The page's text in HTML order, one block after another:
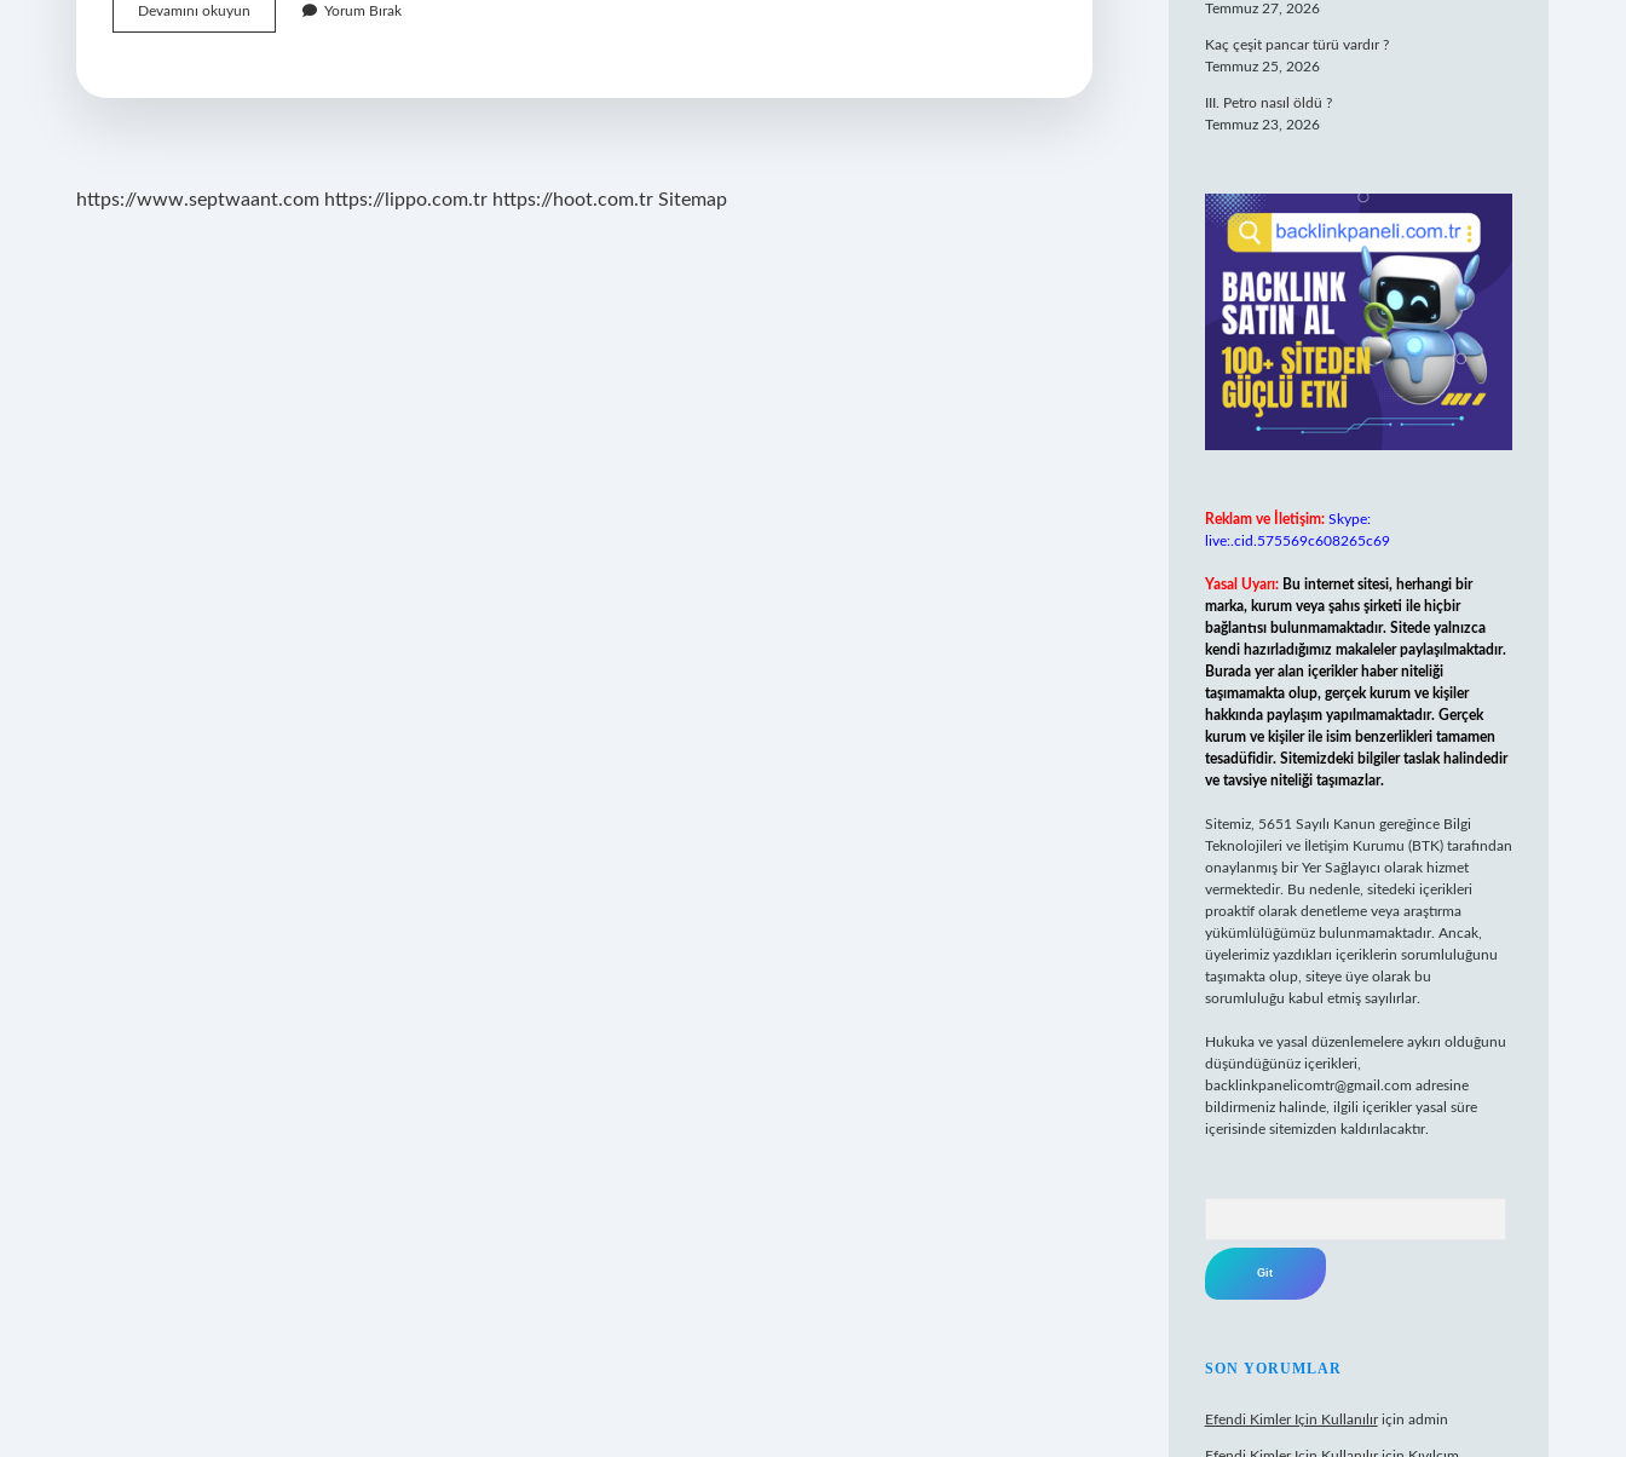
Devamını okuyun Barbarın
Gerçek
Yorum Bırak
https://www.septwaant.com https://lippo.com.tr https://hoot.com.tr Sitemap
Temmuz 27, 2026
Kaç çeşit pancar türü vardır ?
Temmuz 25, 2026
III. Petro nasıl öldü ?
Temmuz 23, 2026
Reklam ve İletişim: Skype:
live:.cid.575569c608265c69
Yasal Uyarı: Bu internet sitesi, herhangi bir
marka, kurum veya şahıs şirketi ile hiçbir
bağlantısı bulunmamaktadır. Sitede yalnızca
kendi hazırladığımız makaleler paylaşılmaktadır.
Burada yer alan içerikler haber niteliği
taşımamakta olup, gerçek kurum ve kişiler
hakkında paylaşım yapılmamaktadır. Gerçek
kurum ve kişiler ile isim benzerlikleri tamamen
tesadüfidir. Sitemizdeki bilgiler taslak halindedir
ve tavsiye niteliği taşımazlar.
Sitemiz, 5651 Sayılı Kanun gereğince Bilgi
Teknolojileri ve İletişim Kurumu (BTK) tarafından
onaylanmış bir Yer Sağlayıcı olarak hizmet
vermektedir. Bu nedenle, sitedeki içerikleri
proaktif olarak denetleme veya araştırma
yükümlülüğümüz bulunmamaktadır. Ancak,
üyelerimiz yazdıkları içeriklerin sorumluluğunu
taşımakta olup, siteye üye olarak bu
sorumluluğu kabul etmiş sayılırlar.
Hukuka ve yasal düzenlemelere aykırı olduğunu
düşündüğünüz içerikleri,
backlinkpanelicomtr@gmail.com adresine
bildirmeniz halinde, ilgili içerikler yasal süre
içerisinde sitemizden kaldırılacaktır.
SON YORUMLAR
Efendi Kimler Için Kullanılıriçin admin